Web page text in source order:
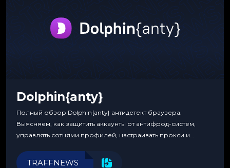
Dolphin{anty}
Полный обзор Dolphin{anty} антидетект браузера.
Выясняем, как защитить аккаунты от антифрод-систем,
управлять сотнями профилей, настраивать прокси и
эффективности.
TRAFFNEWS